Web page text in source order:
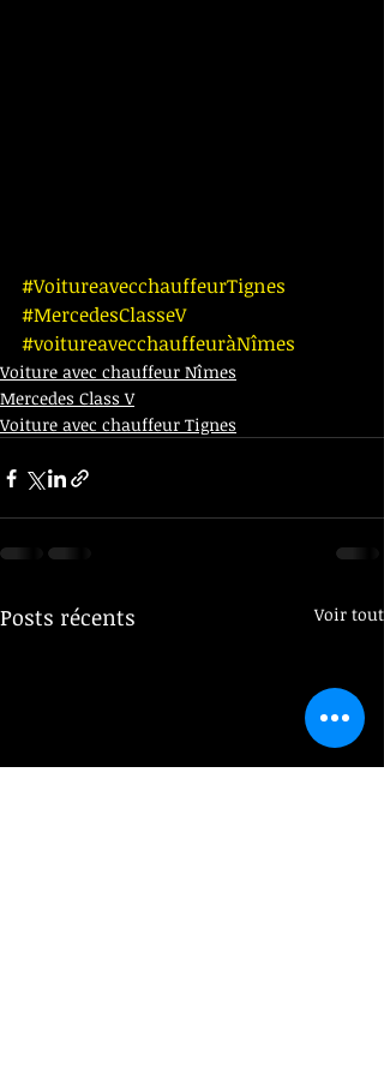
#VoitureavecchauffeurTignes
#MercedesClasseV
#voitureavecchauffeuràNîmes
Voiture avec chauffeur Nîmes
Mercedes Class V
Voiture avec chauffeur Tignes
Posts récents Voir tout